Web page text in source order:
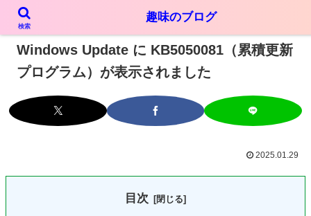
PR
Windows Update に KB5050081（累積更新
プログラム）が表示されました
2025.01.29
目次
検索
趣味のブログ